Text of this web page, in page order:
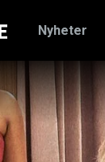
Nyheter